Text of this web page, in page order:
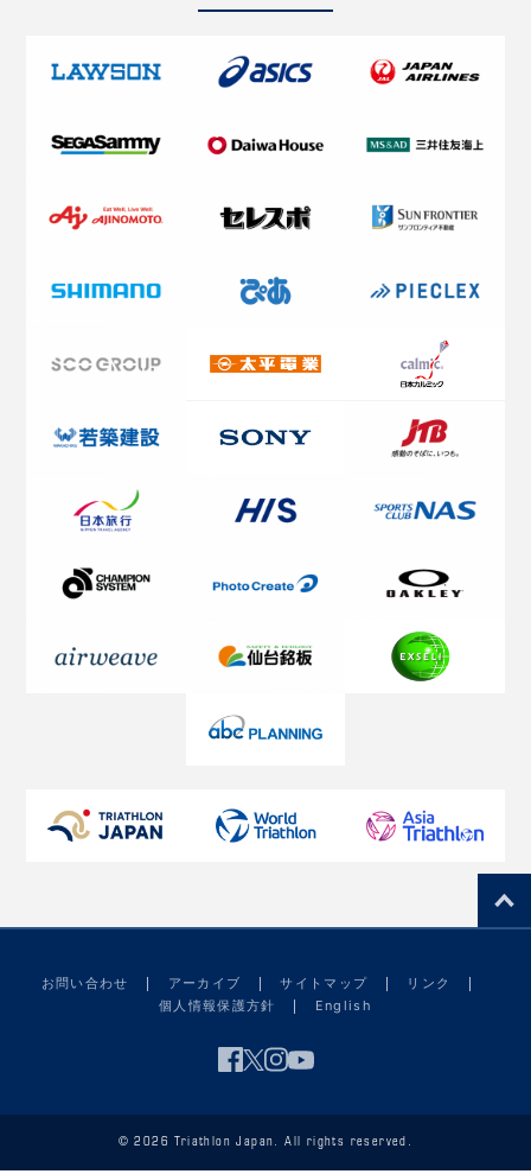
お問い合わせ アーカイブ サイトマップ
リンク
個人情報保護方針
English
© 2026 Triathlon Japan. All rights reserved.